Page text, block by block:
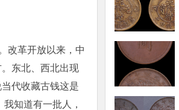
改革开放以来，中
东北、西北出现
代收藏古钱这是
知道有一批人，